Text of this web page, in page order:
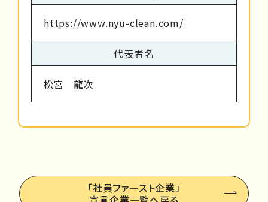
https://www.nyu-clean.com/
代表者名
松宮 龍次
「社員ファースト企業」